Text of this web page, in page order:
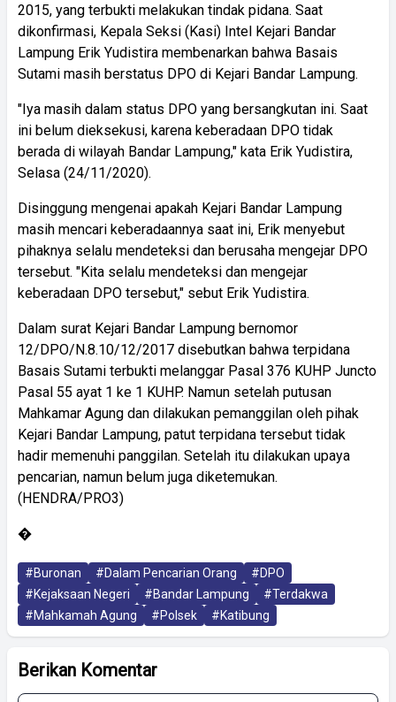
2015, yang terbukti melakukan tindak pidana. Saat
dikonfirmasi, Kepala Seksi (Kasi) Intel Kejari Bandar
Lampung Erik Yudistira membenarkan bahwa Basais
Sutami masih berstatus DPO di Kejari Bandar Lampung.
"Iya masih dalam status DPO yang bersangkutan ini. Saat
ini belum dieksekusi, karena keberadaan DPO tidak
berada di wilayah Bandar Lampung," kata Erik Yudistira,
Selasa (24/11/2020).
Disinggung mengenai apakah Kejari Bandar Lampung
masih mencari keberadaannya saat ini, Erik menyebut
pihaknya selalu mendeteksi dan berusaha mengejar DPO
tersebut. "Kita selalu mendeteksi dan mengejar
keberadaan DPO tersebut," sebut Erik Yudistira.
Dalam surat Kejari Bandar Lampung bernomor
12/DPO/N.8.10/12/2017 disebutkan bahwa terpidana
Basais Sutami terbukti melanggar Pasal 376 KUHP Juncto
Pasal 55 ayat 1 ke 1 KUHP. Namun setelah putusan
Mahkamar Agung dan dilakukan pemanggilan oleh pihak
Kejari Bandar Lampung, patut terpidana tersebut tidak
hadir memenuhi panggilan. Setelah itu dilakukan upaya
pencarian, namun belum juga diketemukan.
(HENDRA/PRO3)
�
#Buronan #Dalam Pencarian Orang
#DPO
#Kejaksaan Negeri
#Bandar Lampung
#Terdakwa
#Mahkamah Agung
#Polsek #Katibung
Berikan Komentar